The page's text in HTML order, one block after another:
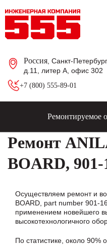
Россия , Санкт-
д.11, литер А, офис 302
+7 (800) 555-89-01
Ремонтируемое
Ремонт
BOARD, 901-
Осуществляем ремонт и
BOARD, part number 901-
применением новейшего
высокотехнологичного
По статистике, около 90%